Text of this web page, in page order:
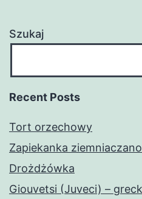
Szukaj
Recent Posts
Tort orzechowy
Zapiekanka
Drożdżówka
Giouvetsi (Juveci) –